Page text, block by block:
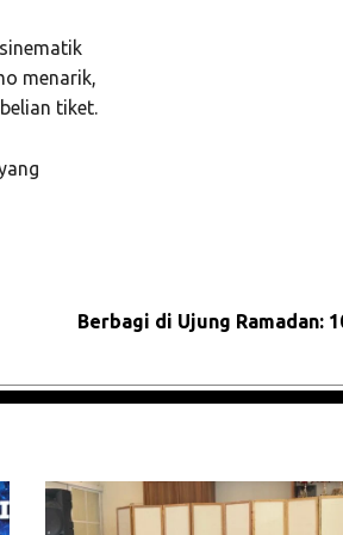
menarik,
tiket.
Berbagi di Ujung Ramadan: